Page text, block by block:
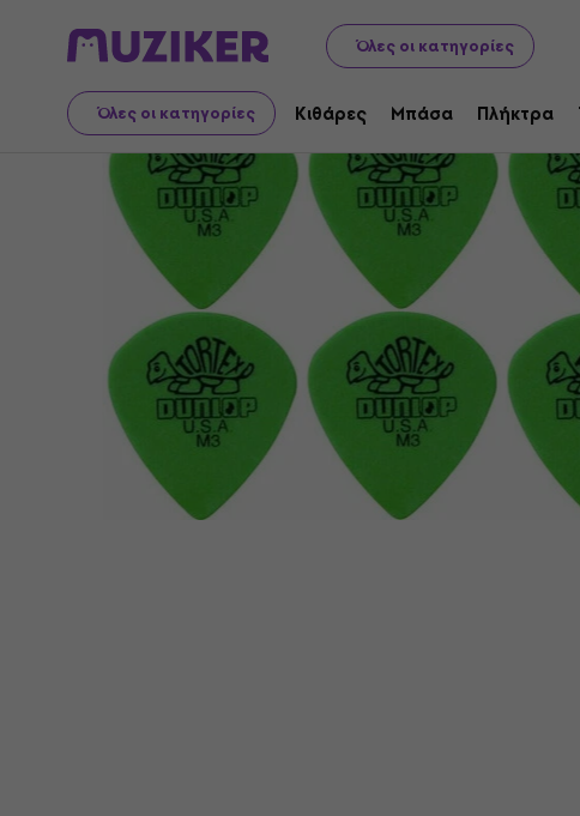
Όλες οι κατηγορίες
Όλες οι κατηγορίες Κιθάρες Μπάσα Πλήκτρα
Μουσικά όργανα Κιθάρες Αξεσουάρ κιθάρας Πένες